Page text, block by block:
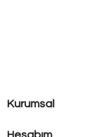
Kurumsal